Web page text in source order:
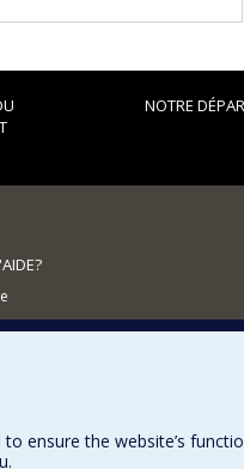
NOTRE
erreur
ensure the website’s